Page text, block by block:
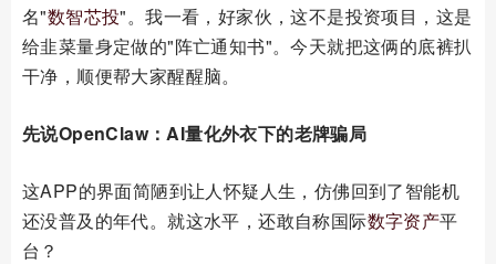
名"数智芯投"。我一看，好家伙，这不是投资项目，这是
给韭菜量身定做的"阵亡通知书"。今天就把这俩的底裤扒
干净，顺便帮大家醒醒脑。
先说OpenClaw：AI量化外衣下的老牌骗局
这APP的界面简陋到让人怀疑人生，仿佛回到了智能机
还没普及的年代。就这水平，还敢自称国际数字资产平
台？